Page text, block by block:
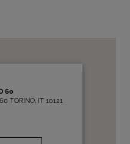
60
TORINO, IT 10121